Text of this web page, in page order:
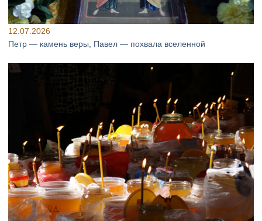
12.07.2026
Петр — камень веры, Павел — похвала вселенной